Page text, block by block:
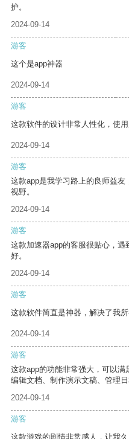
护。
2024-09-14
游客
这个是app神器
2024-09-14
游客
这款软件的设计非常人性化，使用
2024-09-14
游客
这款app是我学习路上的良师益
视野。
2024-09-14
游客
这款加速器app的客服很贴心，
好。
2024-09-14
游客
这款软件简直是神器，解决了我所
2024-09-14
游客
这款app的功能非常强大，可以
编辑文档、制作演示文稿、管理日
2024-09-14
游客
这款游戏的剧情非常感人，让我久